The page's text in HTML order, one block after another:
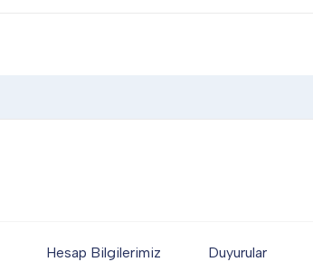
Hesap Bilgilerimiz Duyurular